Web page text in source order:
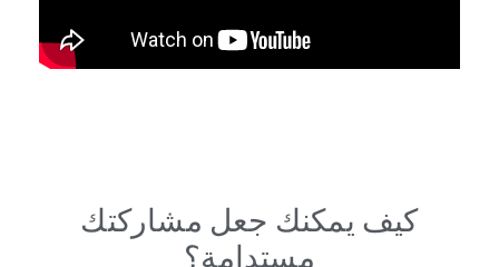
كيف يمكنك جعل مشاركتك
مستدامة؟